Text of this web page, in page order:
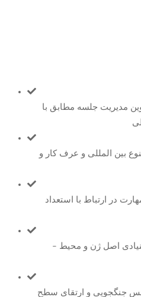
مدیریت جلسه مطابق با
بین المللی و عرف کار و